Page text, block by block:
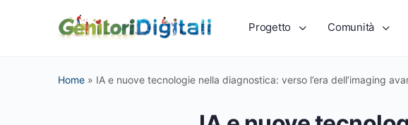
Progetto Comunità
Home » IA e nuove tecnologie nella diagnostica: verso l’era dell’imaging